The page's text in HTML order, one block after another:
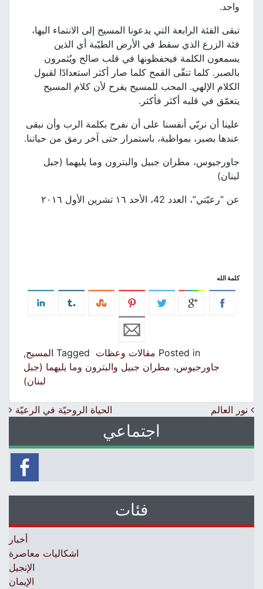
واحد.
تبقى الفئة الرابعة التي يدعونا المسيح إلى الانتماء اليها،
فئة الزرع الذي سقط في الأرض الطيّبة أي الذين
يسمعون الكلمة فيحفظونها في قلب صالح ويُثمرون
بالصبر. كلما تنقّى القمح كلما صار أكثر استعدادًا لقبول
الكلام الإلهي. المحب للمسيح يفرح لأن كلام المسيح
يتعمّق في قلبه أكثر فأكثر.
علينا أن نربّي أنفسنا على أن نفرح بكلمة الرب وأن نبقى
عندها بصبر، بمواظبة، باستمرار حتى آخر رمق من حياتنا.
جاورجيوس، مطران جبيل والبترون وما يليهما (جبل
لبنان)
عن “رعيّتي”، العدد 42، الأحد ١٦ تشرين الأول ٢٠١٦
كلمة الله
Posted in مقالات وعظات Tagged المسيح,
جاورجيوس، مطران جبيل والبترون وما يليهما (جبل
لبنان)
Post navigation
نور العالم الحياة الروحيّة في الرعيّة
اجتماعي
فئات
أخبار
اشكاليات معاصرة
الإنجيل
الإيمان